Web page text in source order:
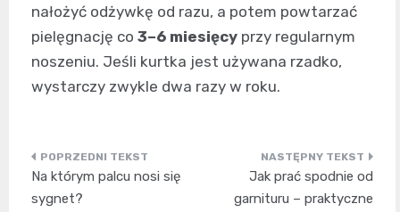
nałożyć odżywkę od razu, a potem powtarzać
pielęgnację co 3–6 miesięcy przy regularnym
noszeniu. Jeśli kurtka jest używana rzadko,
wystarczy zwykle dwa razy w roku.
Nawigacja
wpisu
Na którym palcu nosi się
sygnet?
Jak prać spodnie od
garnituru – praktyczne